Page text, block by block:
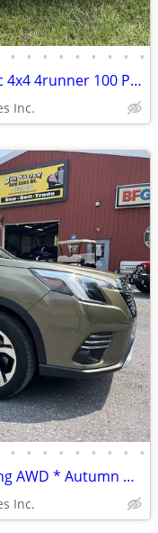
• • • • • • • • •
2001 *Toyota* *4Runner* *Classic 4x4 4runner 100 Photos
Inc.
• • • • • • • • •
2024 *Subaru* *Forester* *Touring AWD * Autumn Green
Inc.